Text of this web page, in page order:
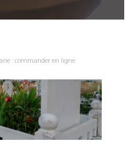
: commander en ligne